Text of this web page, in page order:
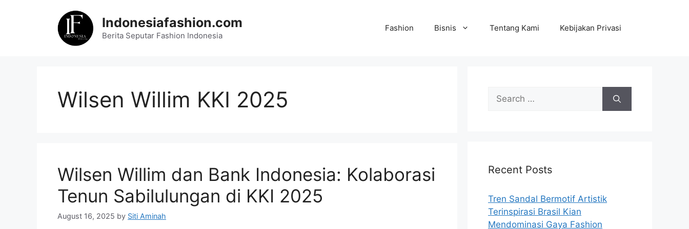
Indonesiafashion.com
Berita Seputar Fashion Indonesia
Fashion Bisnis Tentang Kami Kebijakan Privasi
Wilsen Willim KKI 2025
Wilsen Willim dan Bank Indonesia: Kolaborasi
Tenun Sabilulungan di KKI 2025
August 16, 2025 by Siti Aminah
Search
for:
Recent Posts
Tren Sandal Bermotif Artistik
Terinspirasi Brasil Kian
Mendominasi Gaya Fashion